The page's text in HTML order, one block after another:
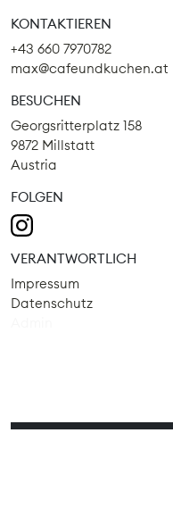
KONTAKTIEREN
+43 660 7970782
max@cafeundkuchen.at
BESUCHEN
Georgsritterplatz 158
9872 Millstatt
Austria
FOLGEN
VERANTWORTLICH
Impressum
Datenschutz